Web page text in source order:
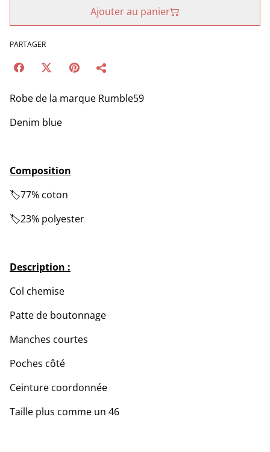
Ajouter au panier
PARTAGER
Robe de la marque Rumble59
Denim blue
Composition
🏷️77% coton
🏷️23% polyester
Description :
Col chemise
Patte de boutonnage
Manches courtes
Poches côté
Ceinture coordonnée
Taille plus comme un 46